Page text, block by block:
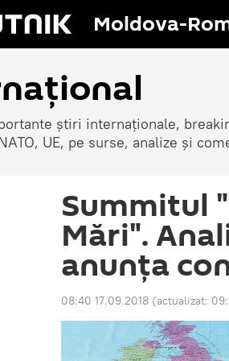
Moldova-
știri internaționale,
UE, pe surse, analize și
Summitul
Mări".
anunţa
08:40 17.09.2018 (actualizat: